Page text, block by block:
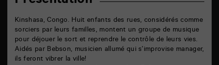
Kinshasa, Congo. Huit enfants des rues, considérés comme
sorciers par leurs familles, montent un groupe de musique
pour déjouer le sort et reprendre le contrôle de leurs vies.
Aidés par Bebson, musicien allumé qui s’improvise manager,
ils feront vibrer la ville!